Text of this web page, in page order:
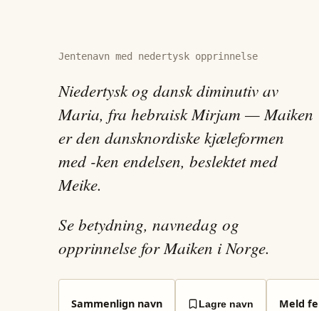
Jentenavn med nedertysk opprinnelse
Niedertysk og dansk diminutiv av
Maria, fra hebraisk Mirjam — Maiken
er den dansknordiske kjæleformen
med -ken endelsen, beslektet med
Meike.
Se betydning, navnedag og
opprinnelse for Maiken i Norge.
Sammenlign navn Lagre navn Meld